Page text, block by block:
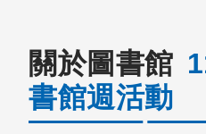
關於圖書館
書館週活動